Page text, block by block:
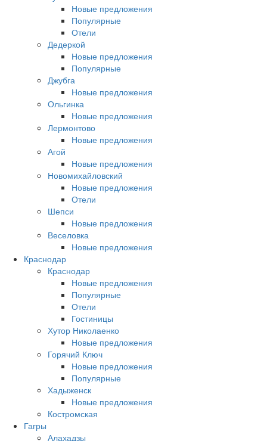
Новые предложения
Популярные
Отели
Дедеркой
Новые предложения
Популярные
Джубга
Новые предложения
Ольгинка
Новые предложения
Лермонтово
Новые предложения
Агой
Новые предложения
Новомихайловский
Новые предложения
Отели
Шепси
Новые предложения
Веселовка
Новые предложения
Краснодар
Краснодар
Новые предложения
Популярные
Отели
Гостиницы
Хутор Николаенко
Новые предложения
Горячий Ключ
Новые предложения
Популярные
Хадыженск
Новые предложения
Костромская
Гагры
Алахадзы